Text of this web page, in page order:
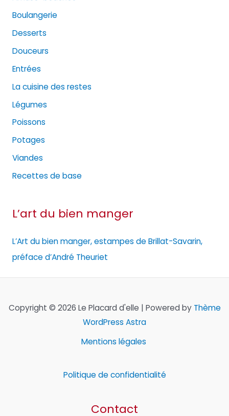
Boulangerie
Desserts
Douceurs
Entrées
La cuisine des restes
Légumes
Poissons
Potages
Viandes
Recettes de base
L’art du bien manger
L’Art du bien manger, estampes de Brillat-Savarin,
préface d’André Theuriet
Copyright © 2026 Le Placard d'elle | Powered by Thème
WordPress Astra
Mentions légales
Politique de confidentialité
Contact